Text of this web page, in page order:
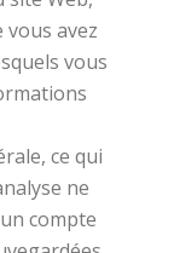
vous avez
vous
ce qui
ne
compte